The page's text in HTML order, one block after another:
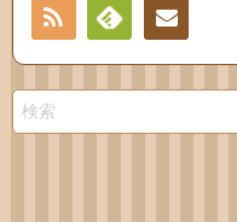
RSS
Feedlyお問